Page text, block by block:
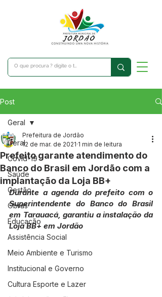
Post
Geral
Covid-19
Saúde
Gestão
Obras
Educação
Assistência Social
Meio Ambiente e Turismo
Institucional e Governo
Cultura Esporte e Lazer
Geral
Prefeito garante atendimento do
Banco do Brasil em Jordão com a
implantação da Loja BB+
Prefeitura de Jordão
12 de mar. de 2021 1 min de leitura
Durante a agenda do prefeito com o
Superintendente do Banco do Brasil
em Tarauacá, garantiu a instalação da
Loja BB+ em Jordão